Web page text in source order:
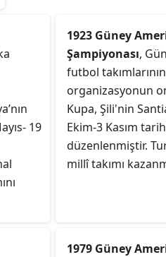
12 takımın katıldığı
sahibi Kolombiya kazandı.
şampionluk Kolombiya
takımının kazandığı ilk
oldu.
19
1923 Güney
Şampiyonası,
futbol takımlarının
organizasyonun
Kupa, Şili'nin
Ekim-3 Kasım
düzenlenmiştir.
millî takımı
1979 Güney